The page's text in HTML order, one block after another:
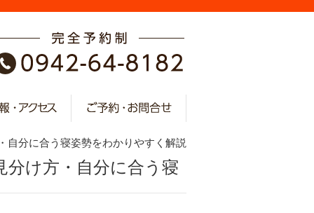
自分に合う寝姿勢をわかりやすく解説
け方・自分に合う寝